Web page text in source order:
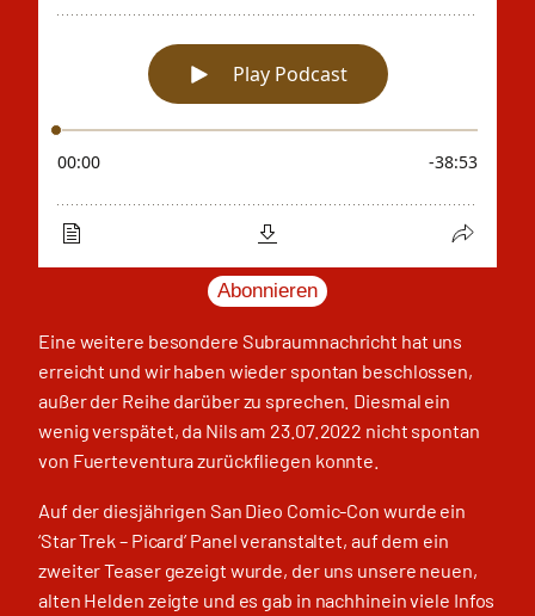
Abonnieren
Eine weitere besondere Subraumnachricht hat uns
erreicht und wir haben wieder spontan beschlossen,
außer der Reihe darüber zu sprechen. Diesmal ein
wenig verspätet, da Nils am 23.07.2022 nicht spontan
von Fuerteventura zurückfliegen konnte.
Auf der diesjährigen San Dieo Comic-Con wurde ein
‘Star Trek – Picard’ Panel veranstaltet, auf dem ein
zweiter Teaser gezeigt wurde, der uns unsere neuen,
alten Helden zeigte und es gab in nachhinein viele Infos